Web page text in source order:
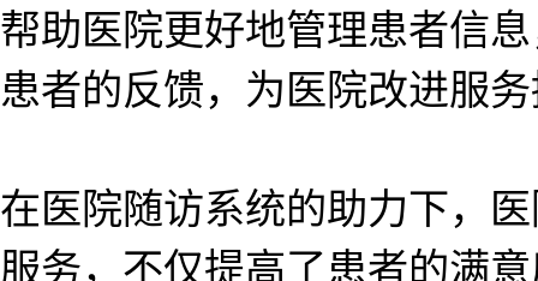
帮助医院更好地管理患者信
患者的反馈，为医院改进服
在医院随访系统的助力下，
服务，不仅提高了患者的满